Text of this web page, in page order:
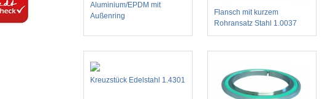
Aluminium/EPDM mit
Außenring
Flansch mit kurzem
Rohransatz Stahl 1.0037
Kreuzstück Edelstahl 1.4301